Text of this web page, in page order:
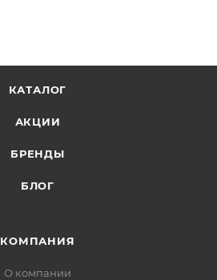
КАТАЛОГ
АКЦИИ
БРЕНДЫ
БЛОГ
КОМПАНИЯ
О компании